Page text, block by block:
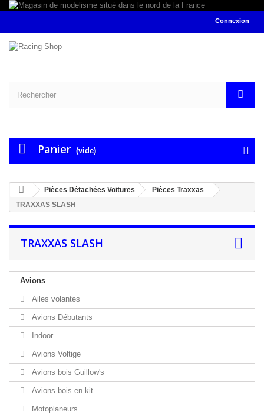
Connexion
Panier (vide)
Pièces Détachées Voitures
Pièces Traxxas
TRAXXAS SLASH
TRAXXAS SLASH
Avions
Ailes volantes
Avions Débutants
Indoor
Avions Voltige
Avions bois Guillow's
Avions bois en kit
Motoplaneurs